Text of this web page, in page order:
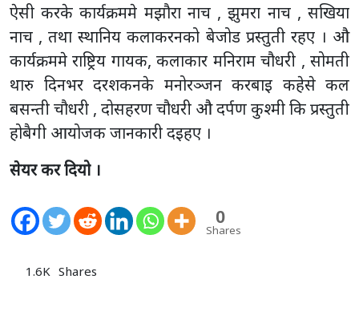
ऐसी करके कार्यक्रममे मझौरा नाच , झुमरा नाच , सखिया
नाच , तथा स्थानिय कलाकरनको बेजोड प्रस्तुती रहए । औ
कार्यक्रममे राष्ट्रिय गायक, कलाकार मनिराम चौधरी , सोमती
थारु दिनभर दरशकनके मनोरञ्जन करबाइ कहेसे कल
बसन्ती चौधरी , दोसहरण चौधरी औ दर्पण कुश्मी कि प्रस्तुती
होबैगी आयोजक जानकारी दइहए ।
सेयर कर दियो ।
0
Shares
1.6K Shares